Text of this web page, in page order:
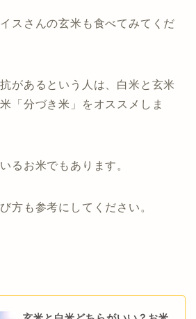
スさんの玄米も食べてみてくだ
があるという人は、白米と玄米
「分づき米」をオススメしま
るお米でもあります。
方も参考にしてください。